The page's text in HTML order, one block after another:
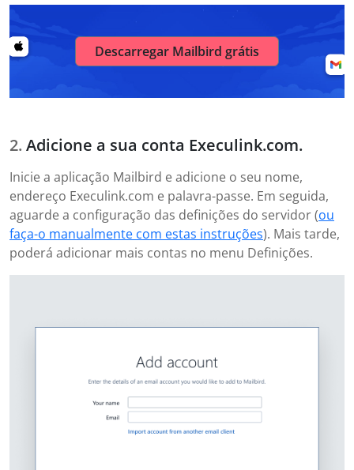
Descarregar Mailbird grátis
Adicione a sua conta Execulink.com.
Inicie a aplicação Mailbird e adicione o seu nome,
endereço Execulink.com e palavra-passe. Em seguida,
aguarde a configuração das definições do servidor (ou
faça-o manualmente com estas instruções). Mais tarde,
poderá adicionar mais contas no menu Definições.